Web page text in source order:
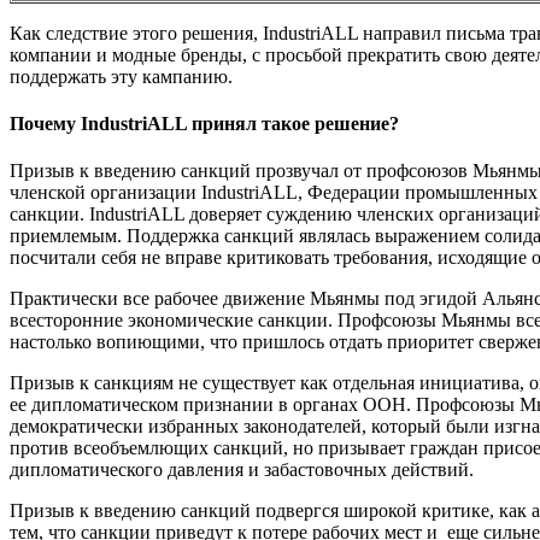
Как следствие этого решения, IndustriALL направил письма
компании и модные бренды, с просьбой прекратить свою
поддержать эту кампанию.
Почему IndustriALL принял такое решение?
Призыв к введению санкций прозвучал от профсоюзов
членской организации IndustriALL, Федерации промышленных
санкции. IndustriALL доверяет суждению членских
приемлемым. Поддержка санкций являлась выражением
посчитали себя не вправе критиковать требования,
Практически все рабочее движение Мьянмы под эгидой
всесторонние экономические санкции. Профсоюзы Мьянмы
настолько вопиющими, что пришлось отдать приоритет
Призыв к санкциям не существует как отдельная
ее дипломатическом признании в органах ООН. Профсоюзы
демократически избранных законодателей, который были
против всеобъемлющих санкций, но призывает граждан
дипломатического давления и забастовочных действий.
Призыв к введению санкций подвергся широкой критике, как
тем, что санкции приведут к потере рабочих мест и еще